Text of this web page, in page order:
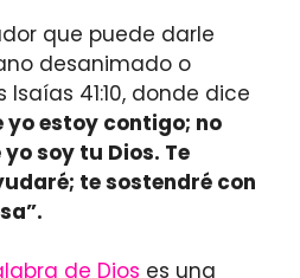
que puede darle
desanimado o
41:10, donde dice
yo estoy contigo; no
soy tu Dios. Te
te sostendré con
de Dios es una